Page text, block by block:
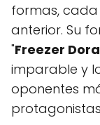
formas,
anterior. Su
"Freezer
imparable y
oponentes